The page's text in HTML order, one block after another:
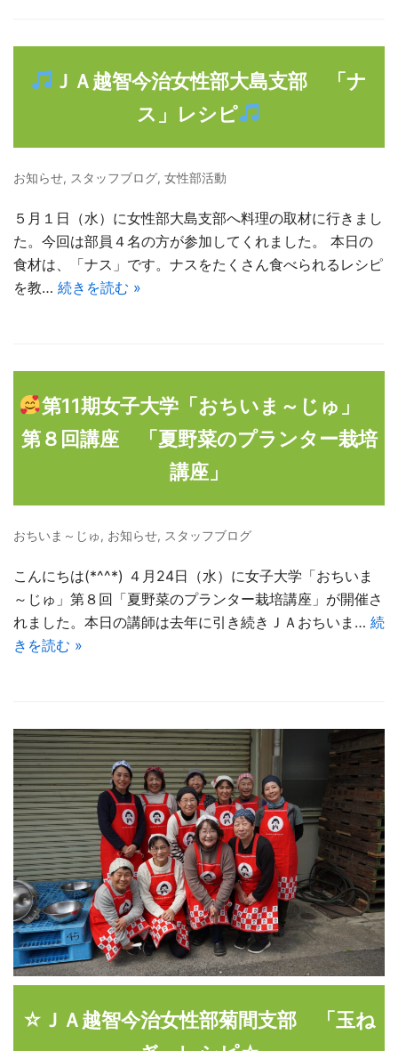
ＪＡ越智今治女性部大島支部 「ナ
ス」レシピ
お知らせ, スタッフブログ, 女性部活動
５月１日（水）に女性部大島支部へ料理の取材に行きまし
た。今回は部員４名の方が参加してくれました。 本日の
食材は、「ナス」です。ナスをたくさん食べられるレシピ
を教… 続きを読む »
第11期女子大学「おちいま～じゅ」
第８回講座 「夏野菜のプランター栽培
講座」
おちいま～じゅ, お知らせ, スタッフブログ
こんにちは(*^^*) ４月24日（水）に女子大学「おちいま
～じゅ」第８回「夏野菜のプランター栽培講座」が開催さ
れました。本日の講師は去年に引き続きＪＡおちいま… 続
きを読む »
☆ＪＡ越智今治女性部菊間支部 「玉ね